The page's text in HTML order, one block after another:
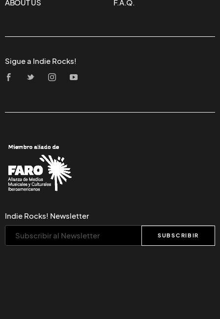
ABOUT US
F.A.Q.
Sigue a Indie Rocks!
Indie Rocks! Newsletter